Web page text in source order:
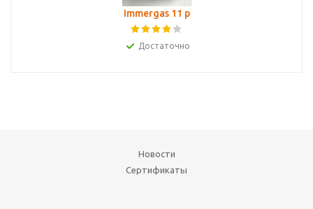
Immergas 11 p
Достаточно
Новости
Сертификаты